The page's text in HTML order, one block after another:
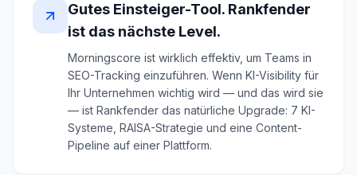
Gutes Einsteiger-Tool. Rankfender
ist das nächste Level.
Morningscore ist wirklich effektiv, um Teams in
SEO-Tracking einzuführen. Wenn KI-Visibility für
Ihr Unternehmen wichtig wird — und das wird sie
— ist Rankfender das natürliche Upgrade: 7 KI-
Systeme, RAISA-Strategie und eine Content-
Pipeline auf einer Plattform.